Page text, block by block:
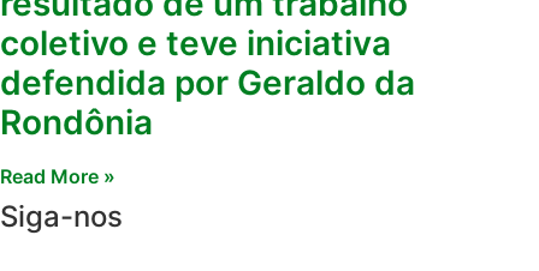
coletivo e teve iniciativa
defendida por Geraldo da
Rondônia
Read More »
Siga-nos